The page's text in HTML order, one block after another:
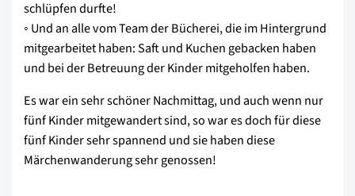
schlüpfen durfte!
◦ Und an alle vom Team der Bücherei, die im Hintergrund
mitgearbeitet haben: Saft und Kuchen gebacken haben
und bei der Betreuung der Kinder mitgeholfen haben.
Es war ein sehr schöner Nachmittag, und auch wenn nur
fünf Kinder mitgewandert sind, so war es doch für diese
fünf Kinder sehr spannend und sie haben diese
Märchenwanderung sehr genossen!